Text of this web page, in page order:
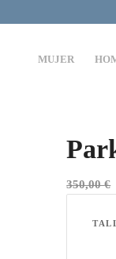
MUJER
350,00€